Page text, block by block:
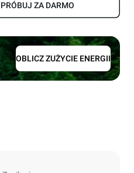
ZA DARMO
OBLICZ ZUŻYCIE ENERGII